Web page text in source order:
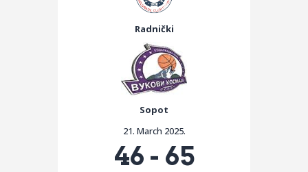
Radnički
Sopot
21. March 2025.
46 - 65